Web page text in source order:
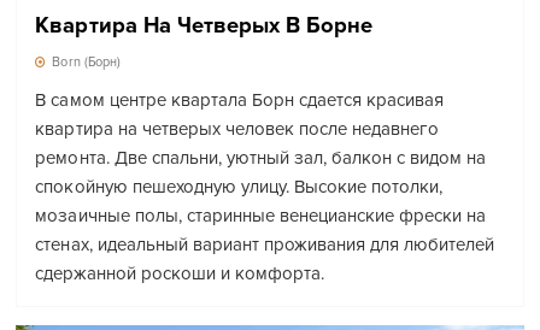
Квартира На Четверых В Борне
Born (Борн)
В самом центре квартала Борн сдается красивая
квартира на четверых человек после недавнего
ремонта. Две спальни, уютный зал, балкон с видом на
спокойную пешеходную улицу. Высокие потолки,
мозаичные полы, старинные венецианские фрески на
стенах, идеальный вариант проживания для любителей
сдержанной роскоши и комфорта.